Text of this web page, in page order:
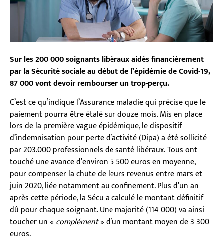
Sur les 200 000 soignants libéraux aidés financièrement
par la Sécurité sociale au début de l’épidémie de Covid-19,
87 000 vont devoir rembourser un trop-perçu.
C’est ce qu’indique l’Assurance maladie qui précise que le
paiement pourra être étalé sur douze mois. Mis en place
lors de la première vague épidémique, le dispositif
d’indemnisation pour perte d’activité (Dipa) a été sollicité
par 203.000 professionnels de santé libéraux. Tous ont
touché une avance d’environ 5 500 euros en moyenne,
pour compenser la chute de leurs revenus entre mars et
juin 2020, liée notamment au confinement. Plus d’un an
après cette période, la Sécua calculé le montant définitif
dû pour chaque soignant. Une majorité (114 000) va ainsi
toucher un « complément»d’un montant moyen de 3 300